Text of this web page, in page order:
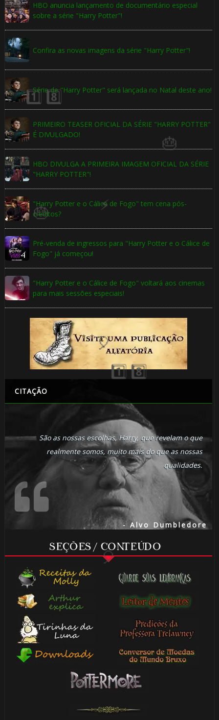
HBO anuncia lançamento de documentário especial
sobre a série "Harry Potter"!
Confira as novas imagens da série "Harry Potter"!
Série de "Harry Potter" será lançada no Natal deste ano!
PRIMEIRO TEASER OFICIAL DA SÉRIE "HARRY POTTER"
É DIVULGADO!
HBO DIVULGA A PRIMEIRA IMAGEM OFICIAL DA SÉRIE
"HARRY POTTER"!
"Harry Potter e o Cálice de Fogo" tem cena pós-
créditos?
Pré-venda de ingressos para "Harry Potter e o Cálice de
Fogo" já começou!
"Harry Potter e o Cálice de Fogo" voltará aos cinemas
para mais sessões especiais!
CITAÇÃO
São as nossas escolhas, Harry, que revelam o que
realmente somos, muito mais do que as nossas
qualidades.
- Alvo Dumbledore
SEÇÕES / CONTEÚDO
🎈
⚡
1️⃣ 8️⃣